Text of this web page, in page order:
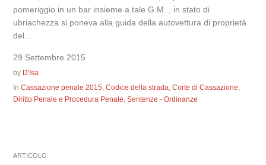
pomeriggio in un bar insieme a tale G.M. , in stato di
ubriachezza si poneva alla guida della autovettura di proprietà
del...
29 Settembre 2015
by D'Isa
InCassazione penale 2015,Codice della strada,Corte di Cassazione,
Diritto Penale e Procedura Penale,Sentenze - Ordinanze
ARTICOLO